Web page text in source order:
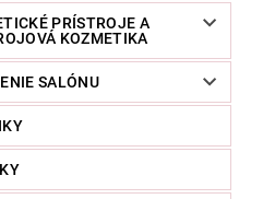
PRÍSTROJE A
KOZMETIKA
SALÓNU